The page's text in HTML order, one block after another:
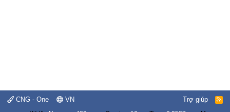
CNG - One VN Trợ giúp
R